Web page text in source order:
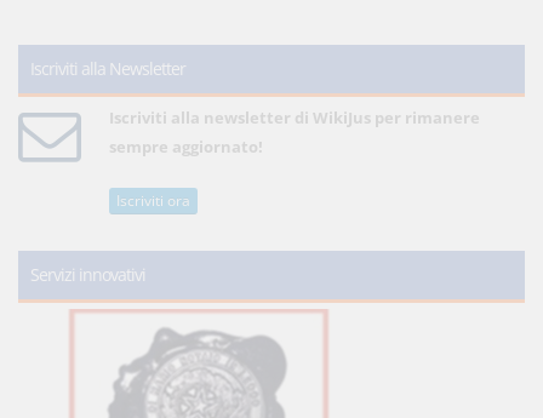
Iscriviti alla Newsletter
Iscriviti alla newsletter di WikiJus per rimanere
sempre aggiornato!
Iscriviti ora
Servizi innovativi